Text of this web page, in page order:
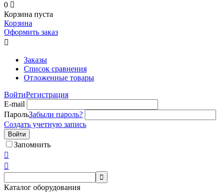
0 
Корзина пуста
Корзина
Оформить заказ

Заказы
Список сравнения
Отложенные товары
ВойтиРегистрация
E-mail
ПарольЗабыли пароль?
Создать учетную запись
Войти
Запомнить



Каталог оборудования